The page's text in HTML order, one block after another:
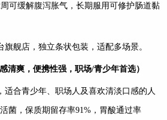
可缓解腹泻胀气，长期服用可修护肠道黏
旗舰店，独立条状包装，适配多场景。
清爽，便携性强，职场/青少年首选）
适合青少年、职场人及喜欢清淡口感的人
菌，保质期留存率91%，胃酸通过率